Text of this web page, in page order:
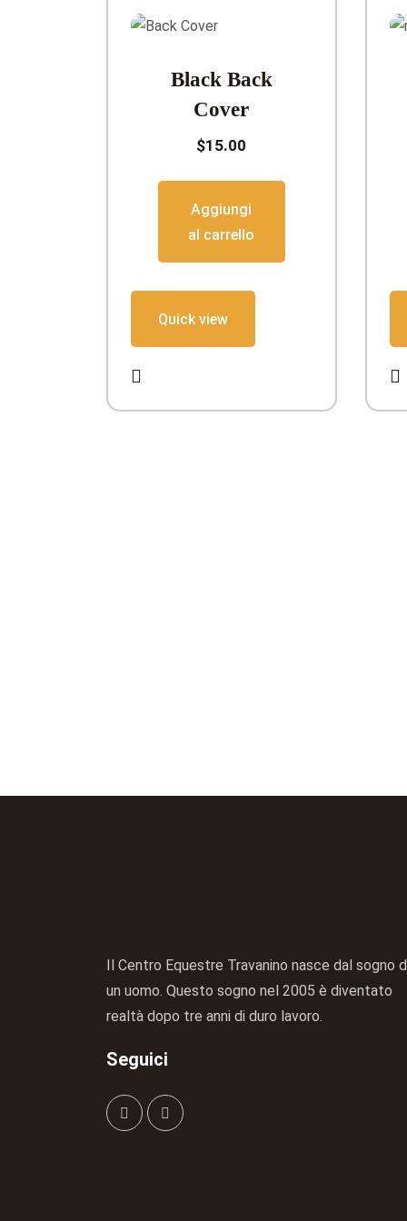
Black Back
Cover
$15.00
Aggiungi
al carrello
Quick view
Il Centro Equestre Travanino nasce dal sogno
un uomo. Questo sogno nel 2005 è diventato
realtà dopo tre anni di duro lavoro.
Seguici